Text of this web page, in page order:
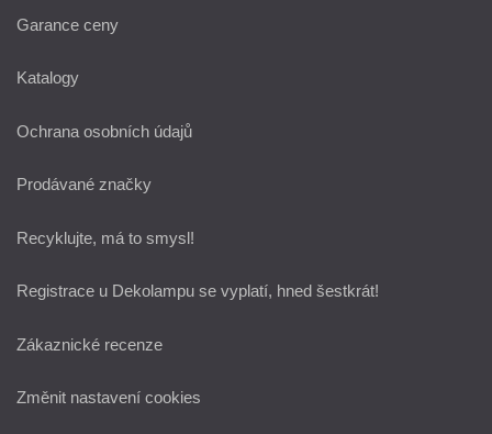
Garance ceny
Katalogy
Ochrana osobních údajů
Prodávané značky
Recyklujte, má to smysl!
Registrace u Dekolampu se vyplatí, hned šestkrát!
Zákaznické recenze
Změnit nastavení cookies